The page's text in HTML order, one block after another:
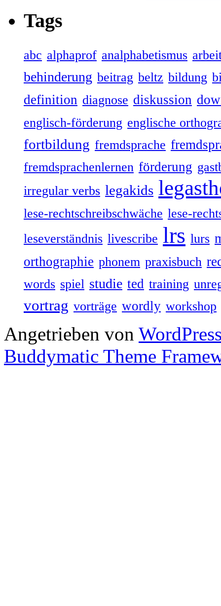
Tags
abc alphaprof analphabetismus
behinderung beitrag beltz bildung
definition diagnose diskussion
englisch-förderung englische
fortbildung fremdsprache
fremdsprachenlernen förderung
irregular verbs legakids
lese-rechtschreibschwäche lese-
leseverständnis livescribe lrs lurs
orthographie phonem praxisbuch
words spiel studie ted training
vortrag vorträge wordly workshop
Angetrieben von
Buddymatic Theme